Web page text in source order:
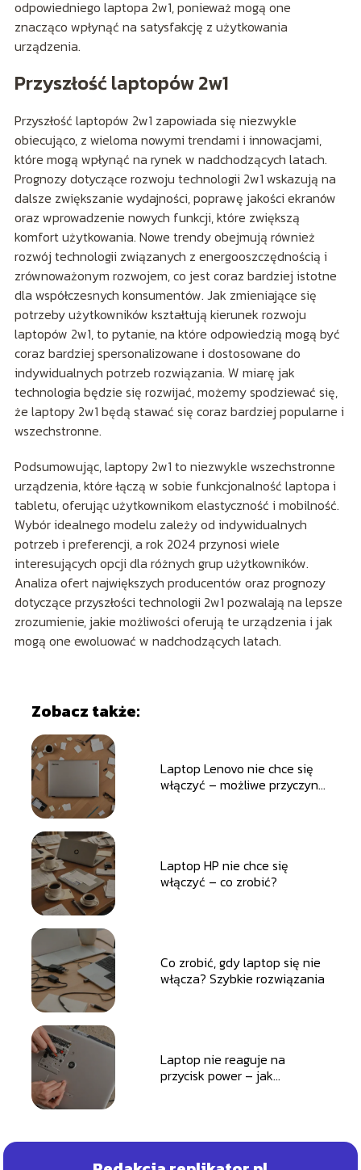
odpowiedniego laptopa 2w1, ponieważ mogą one
znacząco wpłynąć na satysfakcję z użytkowania
urządzenia.
Przyszłość laptopów 2w1
Przyszłość laptopów 2w1 zapowiada się niezwykle
obiecująco, z wieloma nowymi trendami i innowacjami,
które mogą wpłynąć na rynek w nadchodzących latach.
Prognozy dotyczące rozwoju technologii 2w1 wskazują na
dalsze zwiększanie wydajności, poprawę jakości ekranów
oraz wprowadzenie nowych funkcji, które zwiększą
komfort użytkowania. Nowe trendy obejmują również
rozwój technologii związanych z energooszczędnością i
zrównoważonym rozwojem, co jest coraz bardziej istotne
dla współczesnych konsumentów. Jak zmieniające się
potrzeby użytkowników kształtują kierunek rozwoju
laptopów 2w1, to pytanie, na które odpowiedzią mogą być
coraz bardziej spersonalizowane i dostosowane do
indywidualnych potrzeb rozwiązania. W miarę jak
technologia będzie się rozwijać, możemy spodziewać się,
że laptopy 2w1 będą stawać się coraz bardziej popularne i
wszechstronne.
Podsumowując, laptopy 2w1 to niezwykle wszechstronne
urządzenia, które łączą w sobie funkcjonalność laptopa i
tabletu, oferując użytkownikom elastyczność i mobilność.
Wybór idealnego modelu zależy od indywidualnych
potrzeb i preferencji, a rok 2024 przynosi wiele
interesujących opcji dla różnych grup użytkowników.
Analiza ofert największych producentów oraz prognozy
dotyczące przyszłości technologii 2w1 pozwalają na lepsze
zrozumienie, jakie możliwości oferują te urządzenia i jak
mogą one ewoluować w nadchodzących latach.
Zobacz także:
Laptop Lenovo nie chce się
włączyć – możliwe przyczyny
Laptop HP nie chce się
włączyć – co zrobić?
Co zrobić, gdy laptop się nie
włącza? Szybkie rozwiązania
Laptop nie reaguje na
przycisk power – jak